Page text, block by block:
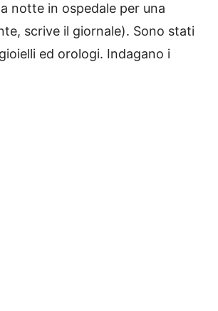
notte in ospedale per una
scrive il giornale). Sono stati
ed orologi. Indagano i